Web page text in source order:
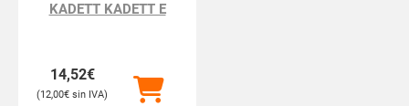
KADETT KADETT E
14,52€
12,00€